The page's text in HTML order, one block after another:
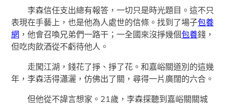
李森信任支出總有報答，一切只是時光題目。這不只
表現在手藝上，也是他為人處世的信條。找到了場子包養
網 ，他會召喚兄弟們一路干；一全國來沒掙幾個包養錢，
但吃肉飲酒從不虧待他人。
走闖江湖，錢花了掙、掙了花。和嘉峪關道別的這幾
年，李森活得瀟灑，仿佛出了關，尋得一片廣闊的六合。
但他從不諱言想家。21歲，李森探聽到嘉峪關關城